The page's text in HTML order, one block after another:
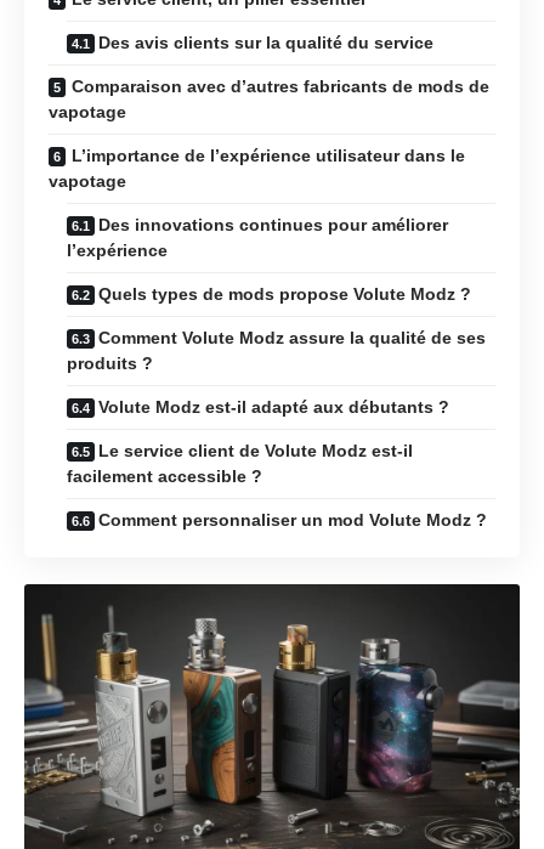
Des avis clients sur la qualité du service
Comparaison avec d’autres fabricants de mods de
vapotage
L’importance de l’expérience utilisateur dans le
vapotage
Des innovations continues pour améliorer
l’expérience
Quels types de mods propose Volute Modz ?
Comment Volute Modz assure la qualité de ses
produits ?
Volute Modz est-il adapté aux débutants ?
Le service client de Volute Modz est-il
facilement accessible ?
Comment personnaliser un mod Volute Modz ?